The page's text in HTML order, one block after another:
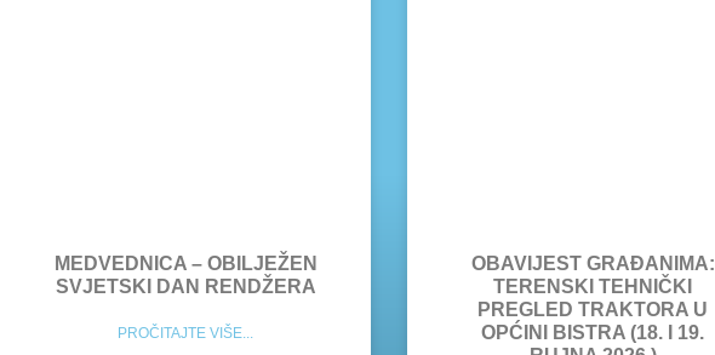
MEDVEDNICA – OBILJEŽEN
SVJETSKI DAN RENDŽERA
PROČITAJTE VIŠE...
OBAVIJEST GRAĐANIMA:
TERENSKI TEHNIČKI
PREGLED TRAKTORA U
OPĆINI BISTRA (18. I 19.